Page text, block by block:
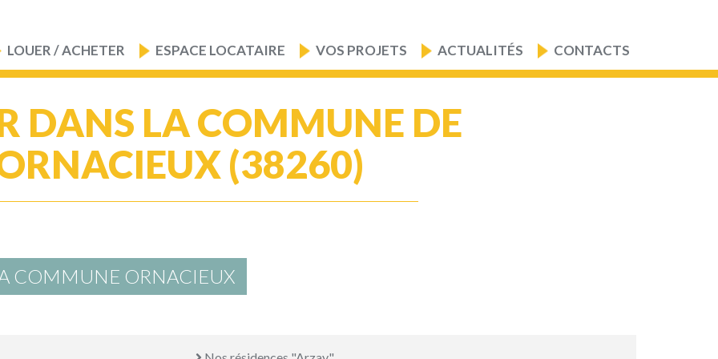
LOUER / ACHETER ESPACE LOCATAIRE VOS PROJETS ACTUALITÉS CONTACTS
DANS LA COMMUNE DE
(38260)
COMMUNE ORNACIEUX